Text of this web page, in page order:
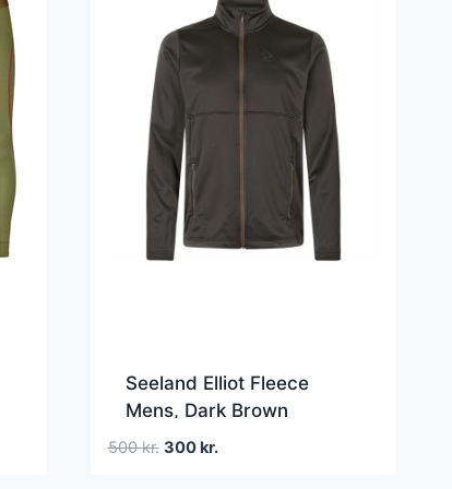
Seeland Elliot Fleece
Mens, Dark Brown
500kr. Den
300kr.Den